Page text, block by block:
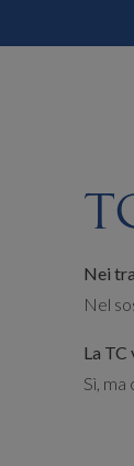
Nei
Nel
La TC
Sì,